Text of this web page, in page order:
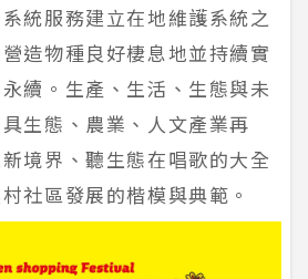
統服務建立在地維護系統之
造物種良好棲息地並持續實
續。生產、生活、生態與未
生態、農業、人文產業再
境界、聽生態在唱歌的大全
社區發展的楷模與典範。